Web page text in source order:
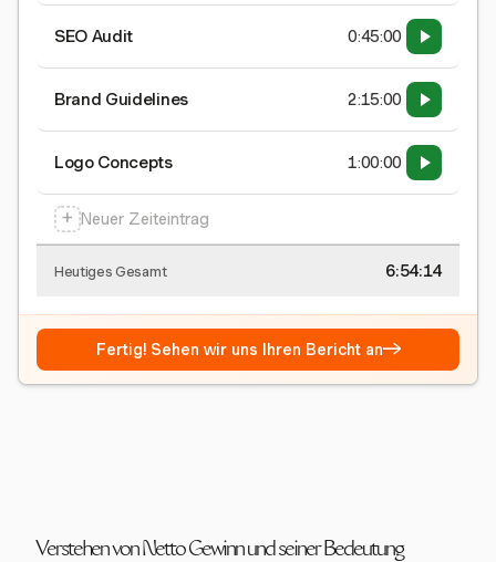
SEO Audit 0:45:00
Brand Guidelines 2:15:00
Logo Concepts 1:00:00
+ Neuer Zeiteintrag
Heutiges Gesamt 6:54:15
Fertig! Sehen wir uns Ihren Bericht an→
Verstehen von Netto Gewinn und seiner Bedeutung